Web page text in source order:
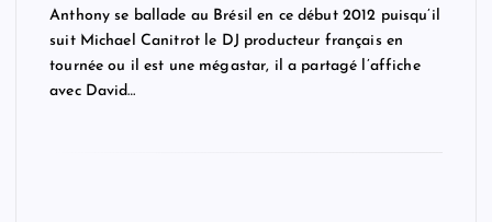
Anthony se ballade au Brésil en ce début 2012 puisqu’il
suit Michael Canitrot le DJ producteur français en
tournée ou il est une mégastar, il a partagé l’affiche
avec David…